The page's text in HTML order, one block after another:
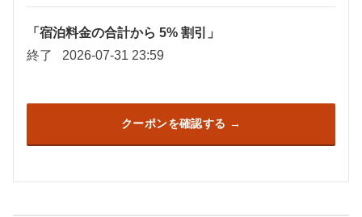
「宿泊料金の合計から 5% 割引」
終了
2026-07-31 23:59
クーポンを確認する